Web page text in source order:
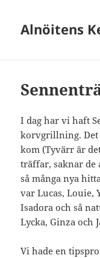
Alnöitens
I dag har vi haft
korvgrillning. Det
kom (Tyvärr är
träffar, saknar de
så många nya
var Lucas, Louie,
Isadora och så
Lycka, Ginza och
Vi hade en